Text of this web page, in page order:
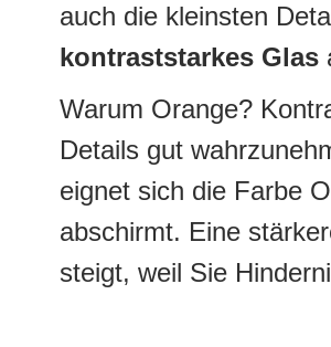
auch die kleinsten
kontraststarkes Glas
Warum Orange?
Details gut
eignet sich die Farbe
abschirmt. Eine
steigt, weil Sie